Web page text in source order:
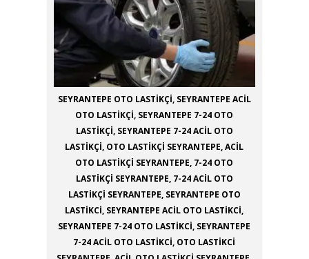
SEYRANTEPE OTO LASTİKÇİ, SEYRANTEPE ACİL
OTO LASTİKÇİ, SEYRANTEPE 7-24 OTO
LASTİKÇİ, SEYRANTEPE 7-24 ACİL OTO
LASTİKÇİ, OTO LASTİKÇİ SEYRANTEPE, ACİL
OTO LASTİKÇİ SEYRANTEPE, 7-24 OTO
LASTİKÇİ SEYRANTEPE, 7-24 ACİL OTO
LASTİKÇİ SEYRANTEPE, SEYRANTEPE OTO
LASTİKCİ, SEYRANTEPE ACİL OTO LASTİKCİ,
SEYRANTEPE 7-24 OTO LASTİKCİ, SEYRANTEPE
7-24 ACİL OTO LASTİKCİ, OTO LASTİKCİ